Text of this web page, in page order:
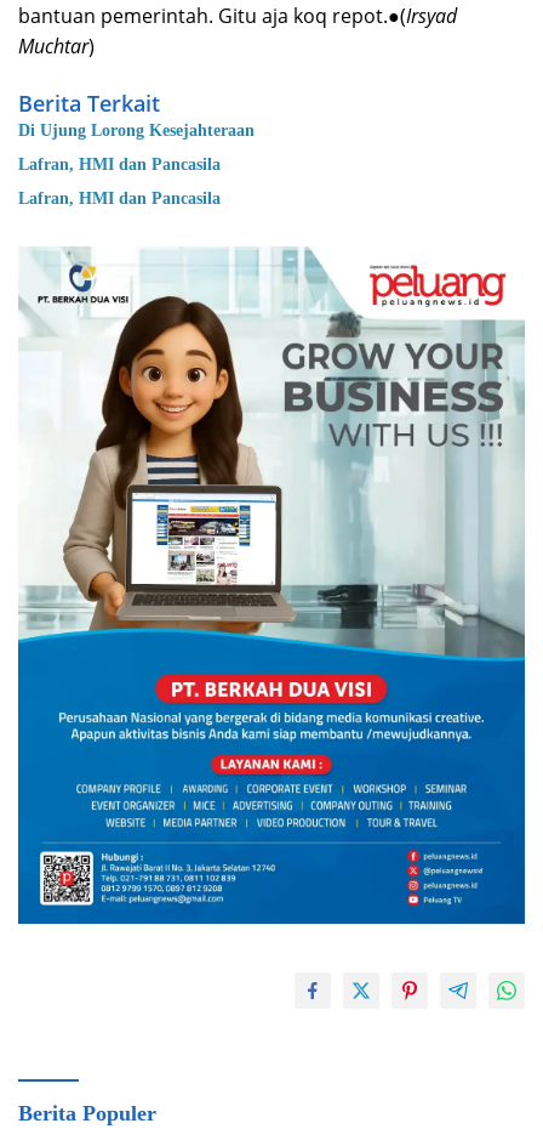
bantuan pemerintah. Gitu aja koq repot.●(Irsyad
Muchtar)
Berita Terkait
Di Ujung Lorong Kesejahteraan
Lafran, HMI dan Pancasila
Lafran, HMI dan Pancasila
Berita Populer